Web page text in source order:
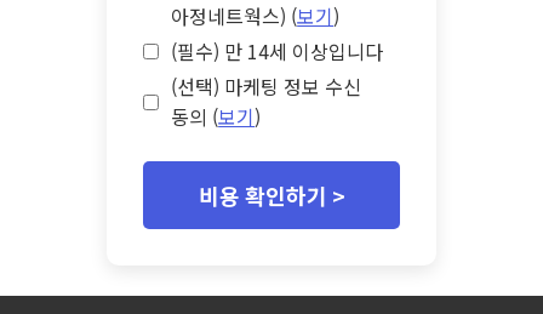
아정네트웍스) (보기)
(필수) 만 14세 이상입니다
(선택) 마케팅 정보 수신
동의 (보기)
비용 확인하기 >